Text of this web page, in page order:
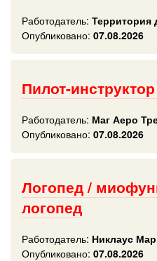
Работодатель: Территория
Опубликовано: 07.08.2026
Пилот-
Работодатель: Маг Аеро
Опубликовано: 07.08.2026
Логопед /
логопед
Работодатель: Никлаус
Опубликовано: 07.08.2026